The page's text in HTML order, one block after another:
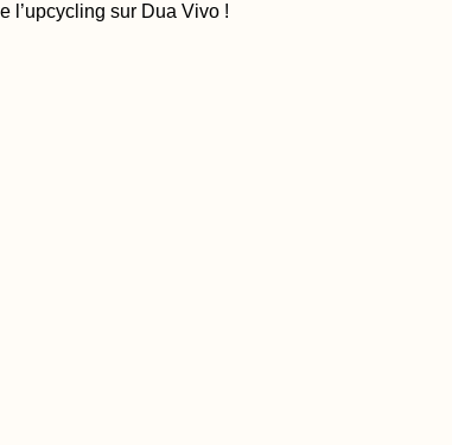
l’upcycling sur Dua Vivo !